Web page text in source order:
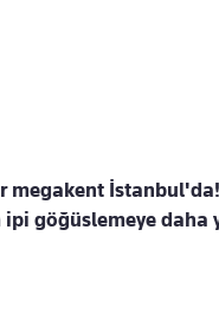
megakent
göğüslemeye daha